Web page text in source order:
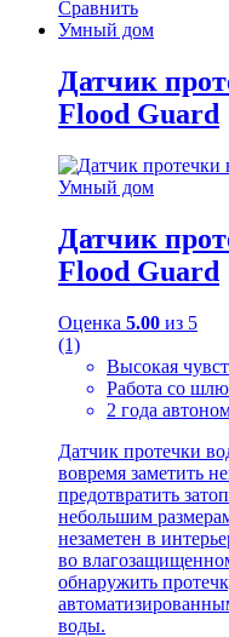
Сравнить
Умный дом
Датчик
Flood Guard
Умный дом
Датчик
Flood Guard
Оценка 5.00 из 5
(1)
Высокая
Работа со
2 года
Датчик протечки
вовремя заметить
предотвратить
небольшим
незаметен в
во
обнаружить
воды.